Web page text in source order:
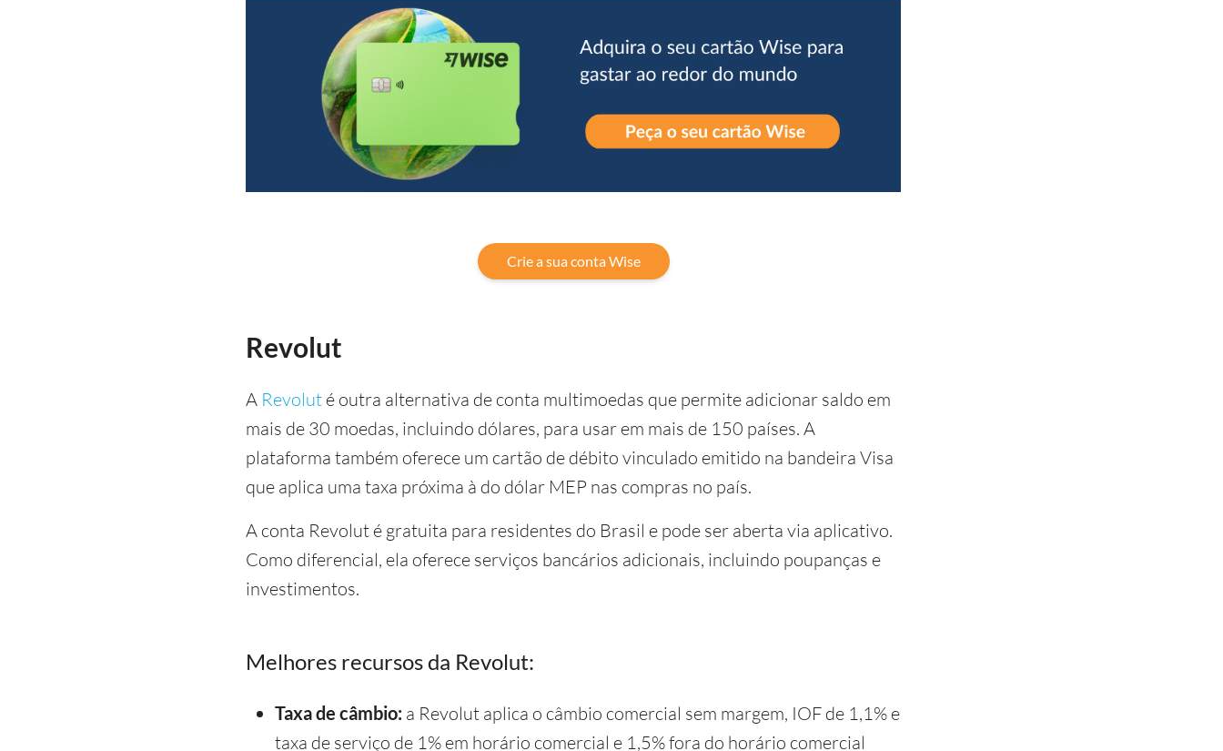
Crie a sua conta Wise
Revolut
A Revolut é outra alternativa de conta multimoedas que permite adicionar saldo em
mais de 30 moedas, incluindo dólares, para usar em mais de 150 países. A
plataforma também oferece um cartão de débito vinculado emitido na bandeira Visa
que aplica uma taxa próxima à do dólar MEP nas compras no país.
A conta Revolut é gratuita para residentes do Brasil e pode ser aberta via aplicativo.
Como diferencial, ela oferece serviços bancários adicionais, incluindo poupanças e
investimentos.
Melhores recursos da Revolut:
Taxa de câmbio: a Revolut aplica o câmbio comercial sem margem, IOF de 1,1% e
taxa de serviço de 1% em horário comercial e 1,5% fora do horário comercial